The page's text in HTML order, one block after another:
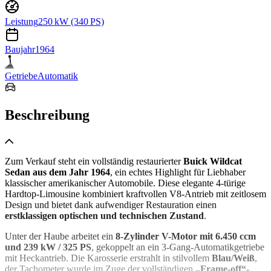
Leistung250 kW (340 PS)
Baujahr1964
GetriebeAutomatik
Beschreibung
Zum Verkauf steht ein vollständig restaurierterBuick Wildcat
Sedan aus dem Jahr 1964, ein echtes Highlight für Liebhaber
klassischer amerikanischer Automobile. Diese elegante 4-türige
Hardtop-Limousine kombiniert kraftvollen V8-Antrieb mit zeitlosem
Design und bietet dank aufwendiger Restauration einen
erstklassigen optischen und technischen Zustand.
Unter der Haube arbeitet ein 8-Zylinder V-Motor mit 6.450 ccm
und 239 kW / 325 PS, gekoppelt an ein 3-Gang-Automatikgetriebe
mit Heckantrieb. Die Karosserie erstrahlt in stilvollem Blau/Weiß,
der Tachometer wurde im Zuge der vollständigen „Frame-off“-